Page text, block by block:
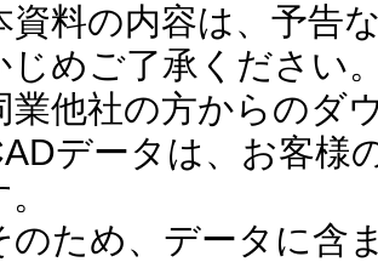
資料の内容は、予告
じめご了承ください
業他社の方からのダ
データは、お客様
ため、データに含